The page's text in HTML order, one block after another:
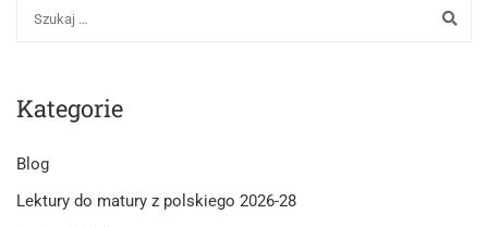
Kategorie
Blog
Lektury do matury z polskiego 2026-28